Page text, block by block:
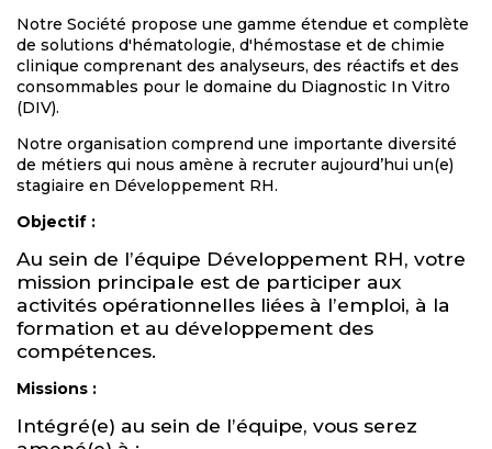
Notre Société propose une gamme étendue et complète
de solutions d'hématologie, d'hémostase et de chimie
clinique comprenant des analyseurs, des réactifs et des
consommables pour le domaine du Diagnostic In Vitro
(DIV).
Notre organisation comprend une importante diversité
de métiers qui nous amène à recruter aujourd’hui un(e)
stagiaire en Développement RH.
Objectif :
Au sein de l’équipe Développement RH, votre
mission principale est de participer aux
activités opérationnelles liées à l’emploi, à la
formation et au développement des
compétences.
Missions :
Intégré(e) au sein de l’équipe, vous serez